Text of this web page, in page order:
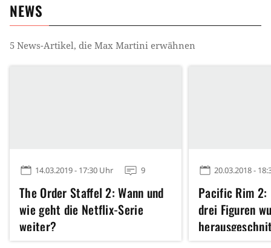
NEWS
5 News-Artikel, die Max Martini erwähnen
14.03.2019 - 17:30 Uhr 9
The Order Staffel 2: Wann und
wie geht die Netflix-Serie
weiter?
20.03.2018 -
Pacific Rim 2:
drei Figuren